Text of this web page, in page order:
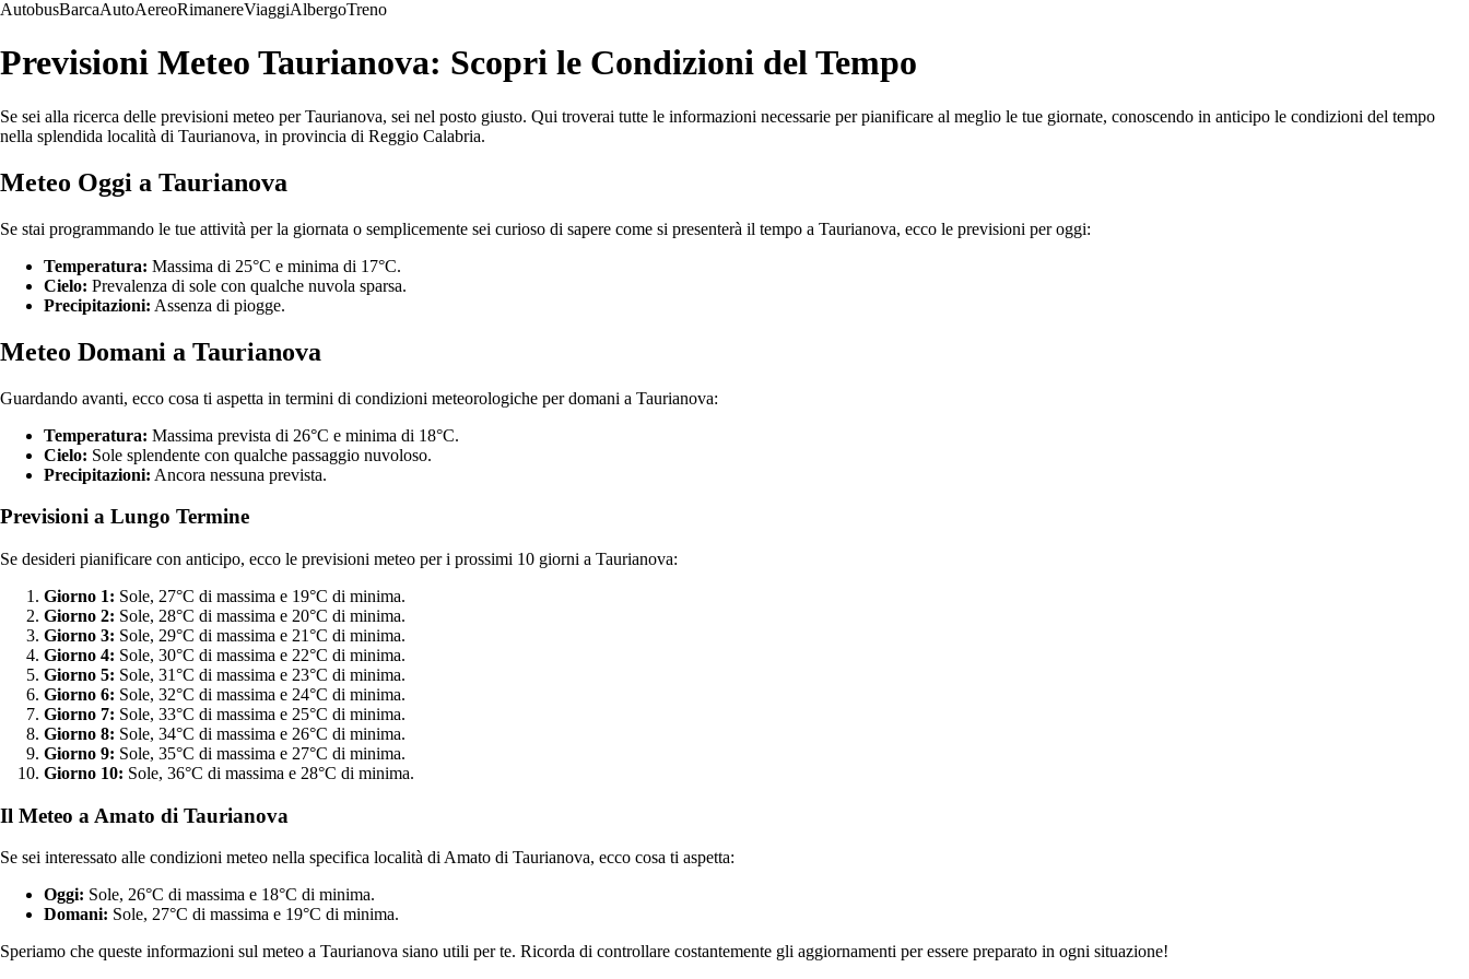
AutobusBarcaAutoAereoRimanereViaggiAlbergoTreno
Previsioni Meteo Taurianova: Scopri le Condizioni del Tempo
Se sei alla ricerca delle previsioni meteo per Taurianova, sei nel posto giusto. Qui troverai tutte le informazioni necessarie per pianificare al meglio le tue giornate, conoscendo in anticipo le condizioni del tempo
nella splendida località di Taurianova, in provincia di Reggio Calabria.
Meteo Oggi a Taurianova
Se stai programmando le tue attività per la giornata o semplicemente sei curioso di sapere come si presenterà il tempo a Taurianova, ecco le previsioni per oggi:
Temperatura: Massima di 25°C e minima di 17°C.
Cielo: Prevalenza di sole con qualche nuvola sparsa.
Precipitazioni: Assenza di piogge.
Meteo Domani a Taurianova
Guardando avanti, ecco cosa ti aspetta in termini di condizioni meteorologiche per domani a Taurianova:
Temperatura: Massima prevista di 26°C e minima di 18°C.
Cielo: Sole splendente con qualche passaggio nuvoloso.
Precipitazioni: Ancora nessuna prevista.
Previsioni a Lungo Termine
Se desideri pianificare con anticipo, ecco le previsioni meteo per i prossimi 10 giorni a Taurianova:
Giorno 1: Sole, 27°C di massima e 19°C di minima.
Giorno 2: Sole, 28°C di massima e 20°C di minima.
Giorno 3: Sole, 29°C di massima e 21°C di minima.
Giorno 4: Sole, 30°C di massima e 22°C di minima.
Giorno 5: Sole, 31°C di massima e 23°C di minima.
Giorno 6: Sole, 32°C di massima e 24°C di minima.
Giorno 7: Sole, 33°C di massima e 25°C di minima.
Giorno 8: Sole, 34°C di massima e 26°C di minima.
Giorno 9: Sole, 35°C di massima e 27°C di minima.
Giorno 10: Sole, 36°C di massima e 28°C di minima.
Il Meteo a Amato di Taurianova
Se sei interessato alle condizioni meteo nella specifica località di Amato di Taurianova, ecco cosa ti aspetta:
Oggi: Sole, 26°C di massima e 18°C di minima.
Domani: Sole, 27°C di massima e 19°C di minima.
Speriamo che queste informazioni sul meteo a Taurianova siano utili per te. Ricorda di controllare costantemente gli aggiornamenti per essere preparato in ogni situazione!